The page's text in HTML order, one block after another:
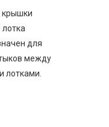
крышки
лотка
для
между
лотками.